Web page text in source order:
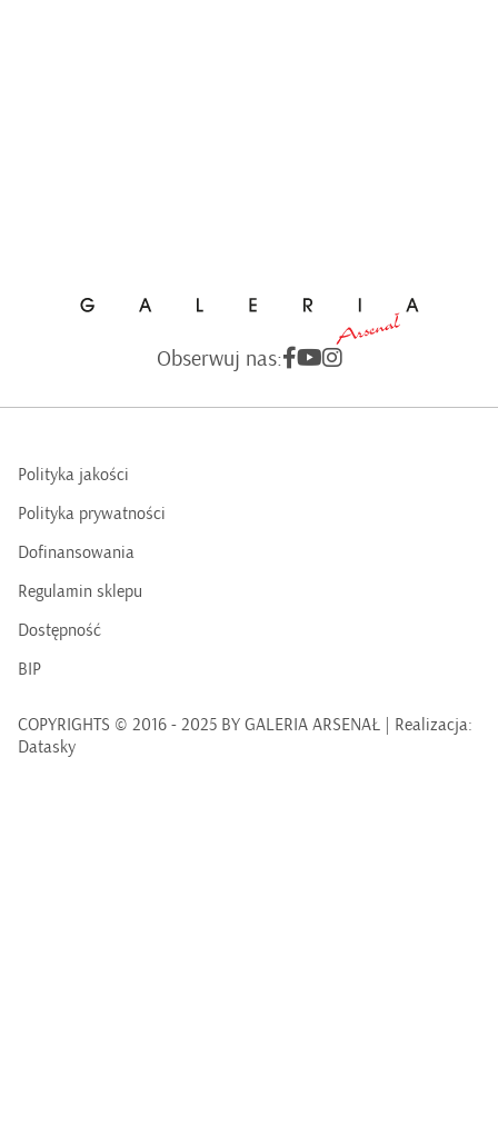
Obserwuj nas:
Polityka jakości
Polityka prywatności
Dofinansowania
Regulamin sklepu
Dostępność
BIP
COPYRIGHTS © 2016 - 2025 BY GALERIA ARSENAŁ | Realizacja:
Datasky